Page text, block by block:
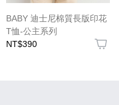
(圖片格式限jpg、jpeg)
BABY 迪士尼棉質長版印花
T恤-公主系列
NT$390